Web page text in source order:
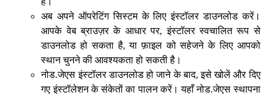
अब अपने ऑपरेटिंग सिस्टम के लिए इंस्टॉलर डाउनलोड करें।
आपके वेब ब्राउज़र के आधार पर, इंस्टॉलर स्वचालित रूप से
डाउनलोड हो सकता है, या फ़ाइल को सहेजने के लिए आपको
स्थान चुनने की आवश्यकता हो सकती है।
नोड.जेएस इंस्टॉलर डाउनलोड हो जाने के बाद, इसे खोलें और दिए
गए इंस्टॉलेशन के संकेतों का पालन करें। यहाँ नोड.जेएस स्थापना